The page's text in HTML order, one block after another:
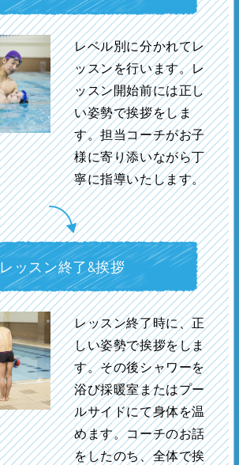
レベル別に分かれてレ
ッスンを行います。レ
ッスン開始前には正し
い姿勢で挨拶をしま
す。担当コーチがお子
様に寄り添いながら丁
寧に指導いたします。
レッスン終了&挨拶
レッスン終了時に、正
しい姿勢で挨拶をしま
す。その後シャワーを
浴び採暖室またはプー
ルサイドにて身体を温
めます。コーチのお話
をしたのち、全体で挨